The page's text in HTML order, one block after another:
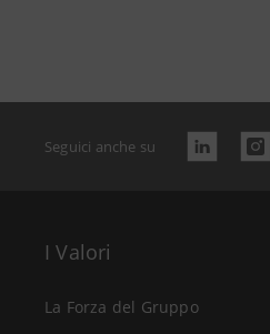
Seguici anche su
I Valori
La Forza del Gruppo